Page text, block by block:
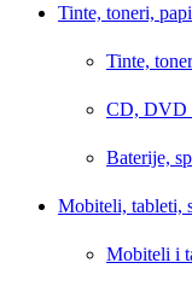
Tinte, toneri,
Tinte,
CD, DVD
Baterije,
Mobiteli, tableti,
Mobiteli i